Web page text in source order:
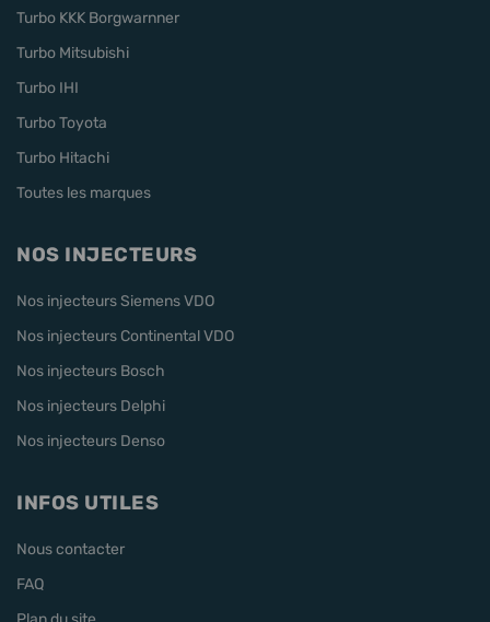
Turbo KKK Borgwarnner
Turbo Mitsubishi
Turbo IHI
Turbo Toyota
Turbo Hitachi
Toutes les marques
NOS INJECTEURS
Nos injecteurs Siemens VDO
Nos injecteurs Continental VDO
Nos injecteurs Bosch
Nos injecteurs Delphi
Nos injecteurs Denso
INFOS UTILES
Nous contacter
FAQ